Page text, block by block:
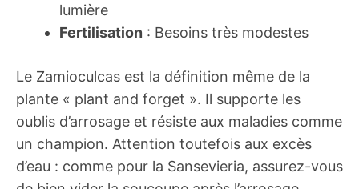
lumière
Fertilisation : Besoins très modestes
Le Zamioculcas est la définition même de la
plante « plant and forget ». Il supporte les
oublis d’arrosage et résiste aux maladies comme
un champion. Attention toutefois aux excès
d’eau : comme pour la Sansevieria, assurez-vous